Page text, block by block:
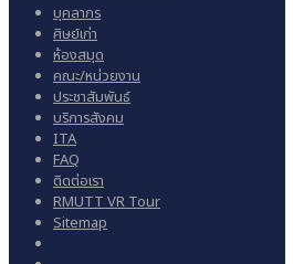
บุคลากร
ศิษย์เก่า
ห้องสมุด
คณะ/หน่วยงาน
ประชาสัมพันธ์
บริการสังคม
ITA
FAQ
ติดต่อเรา
RMUTT VR Tour
Sitemap